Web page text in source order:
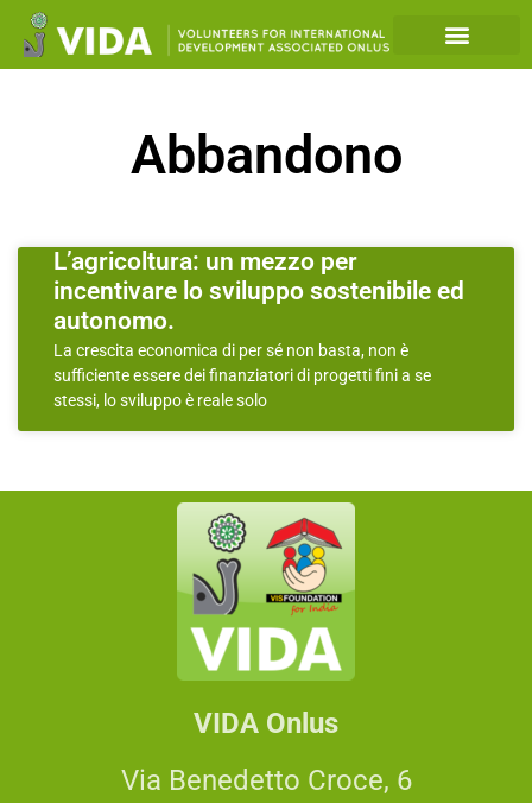
Abbandono
L’agricoltura: un mezzo per
incentivare lo sviluppo sostenibile ed
autonomo.
La crescita economica di per sé non basta, non è
sufficiente essere dei finanziatori di progetti fini a se
stessi, lo sviluppo è reale solo
VIDA Onlus
Via Benedetto Croce, 6